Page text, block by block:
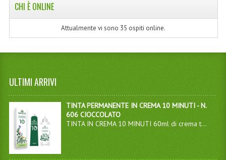
CHI È ONLINE
Attualmente vi sono 35 ospiti online.
ULTIMI ARRIVI
TINTA PERMANENTE IN CREMA 10 MINUTI - N.
606 CIOCCOLATO
TINTA IN CREMA 10 MINUTI 60ml di crema t...